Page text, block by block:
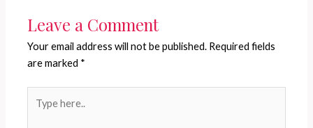
Leave a Comment
Your email address will not be published. Required fields
are marked *
here..